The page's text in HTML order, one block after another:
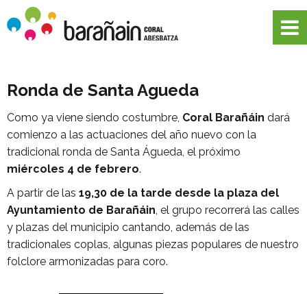
Ronda de Santa Agueda
Como ya viene siendo costumbre, Coral Barañáin dará
comienzo a las actuaciones del año nuevo con la
tradicional ronda de Santa Águeda, el próximo
miércoles 4 de febrero.
A partir de las 19,30 de la tarde desde la plaza del
Ayuntamiento de Barañáin, el grupo recorrerá las calles
y plazas del municipio cantando, además de las
tradicionales coplas, algunas piezas populares de nuestro
folclore armonizadas para coro.